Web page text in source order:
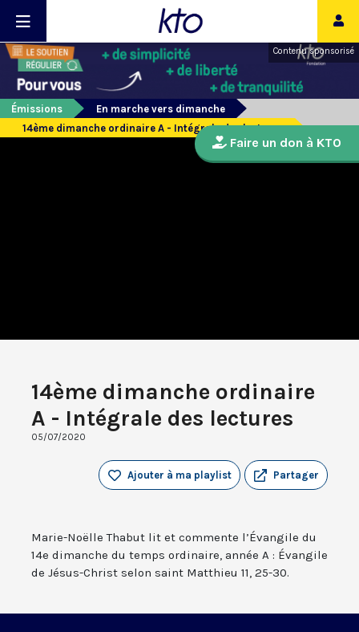
Contenu sponsorisé
Émissions
En marche vers dimanche
14ème dimanche ordinaire A - Intégrale des lectures
14ème dimanche ordinaire
A - Intégrale des lectures
05/07/2020
Partager
Ajouter à ma playlist
Marie-Noëlle Thabut lit et commente l’Évangile du
14e dimanche du temps ordinaire, année A : Évangile
de Jésus-Christ selon saint Matthieu 11, 25-30.
Faire un don à KTO